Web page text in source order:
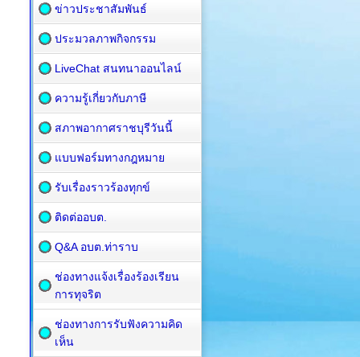
ข่าวประชาสัมพันธ์
ประมวลภาพกิจกรรม
LiveChat สนทนาออนไลน์
ความรู้เกี่ยวกับภาษี
สภาพอากาศราชบุรีวันนี้
แบบฟอร์มทางกฎหมาย
รับเรื่องราวร้องทุกข์
ติดต่ออบต.
Q&A อบต.ท่าราบ
ช่องทางแจ้งเรื่องร้องเรียน
การทุจริต
ช่องทางการรับฟังความคิด
เห็น